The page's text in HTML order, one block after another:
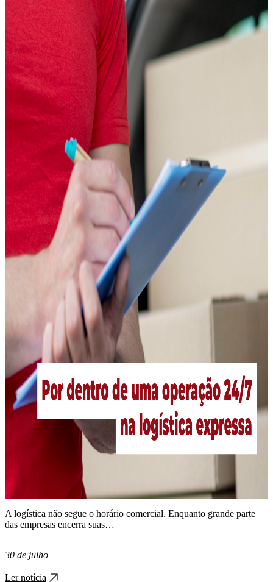
A logística não segue o horário comercial. Enquanto grande parte
das empresas encerra suas…
30 de julho
Ler notícia